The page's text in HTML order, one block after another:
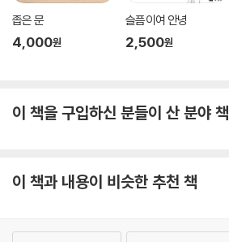
좁은 문
4,000원
슬픔이여 안녕
2,500원
이 책을 구입하신 분들이 산 분야 책
이 책과 내용이 비슷한 추천 책